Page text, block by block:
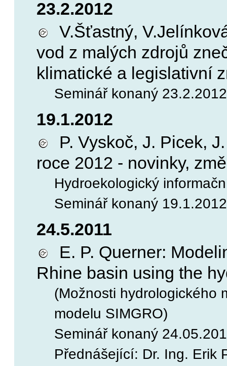
23.2.2012
V.Šťastný,
vod z malých zdrojů
klimatické a legislativní
Seminář konaný
19.1.2012
P. Vyskoč, J. Picek,
roce 2012 - novinky,
Hydroekologický
Seminář konaný
24.5.2011
E. P. Querner:
Rhine basin using the
(Možnosti hydrologického
modelu SIMGRO)
Seminář konaný
Přednášející: Dr. Ing. Erik